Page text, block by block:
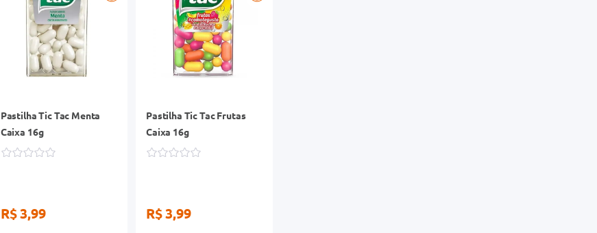
Pastilha Tic Tac Menta
Caixa 16g
R$ 3,99
Pastilha Tic Tac Frutas
Caixa 16g
R$ 3,99